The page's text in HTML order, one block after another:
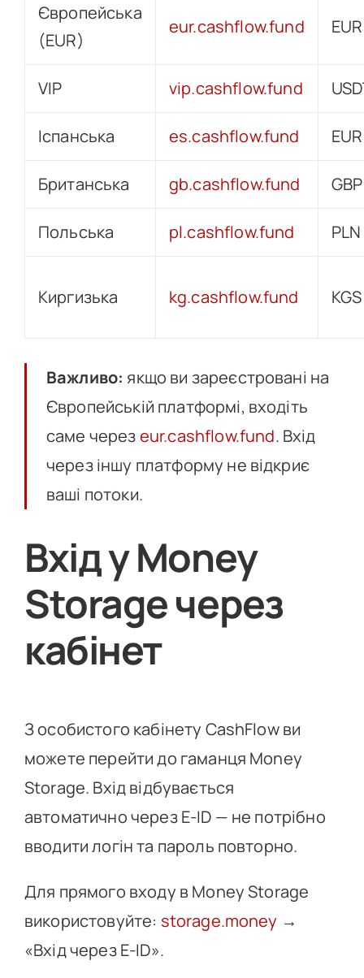
Європейська
(EUR)
eur.cashflow.fund EUR
VIP vip.cashflow.fund
Іспанська es.cashflow.fund EUR
Британська gb.cashflow.fund GBP
Польська pl.cashflow.fund PLN
Киргизька kg.cashflow.fund KGS
Важливо: якщо ви зареєстровані на
Європейській платформі, входіть
саме черезeur.cashflow.fund. Вхід
через іншу платформу не відкриє
ваші потоки.
Вхід у Money
Storage через
кабінет
З особистого кабінету CashFlow ви
можете перейти до гаманця Money
Storage. Вхід відбувається
автоматично через E-ID — не потрібно
вводити логін та пароль повторно.
Для прямого входу в Money Storage
використовуйте: storage.money →
«Вхід через E-ID».